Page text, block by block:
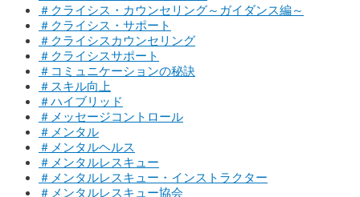
＃クライシス・カウンセリング～ガイダンス編～
＃クライシス・サポート
＃クライシスカウンセリング
＃クライシスサポート
＃コミュニケーションの秘訣
＃スキル向上
＃ハイブリッド
＃メッセージコントロール
＃メンタル
＃メンタルヘルス
＃メンタルレスキュー
＃メンタルレスキュー・インストラクター
＃メンタルレスキュー協会